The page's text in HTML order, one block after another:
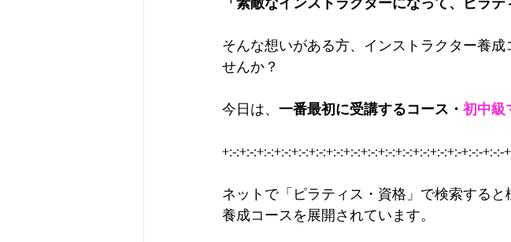
「素敵なインストラクターになって、ピラ
そんな想いがある方、インストラクター養
せんか？
今日は、 一番最初に受講するコース・ 初中級
+:-:+:-:+:-:+:-:+:-:+:-:+:-:+:-:+:-:+:-:+:-:+:-:+:-:+:-+:-:-+:-:-
ネットで「ピラティス・資格」で検索する
養成コースを展開されています。